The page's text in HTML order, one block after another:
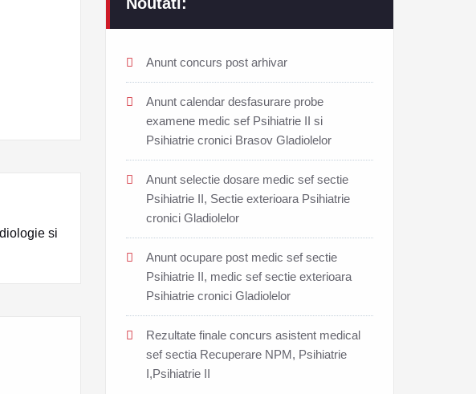
si
Anunt concurs post arhivar
Anunt calendar desfasurare probe
examene medic sef Psihiatrie II si
Psihiatrie cronici Brasov Gladiolelor
Anunt selectie dosare medic sef sectie
Psihiatrie II, Sectie exterioara Psihiatrie
cronici Gladiolelor
Anunt ocupare post medic sef sectie
Psihiatrie II, medic sef sectie exterioara
Psihiatrie cronici Gladiolelor
Rezultate finale concurs asistent medical
sef sectia Recuperare NPM, Psihiatrie
I,Psihiatrie II